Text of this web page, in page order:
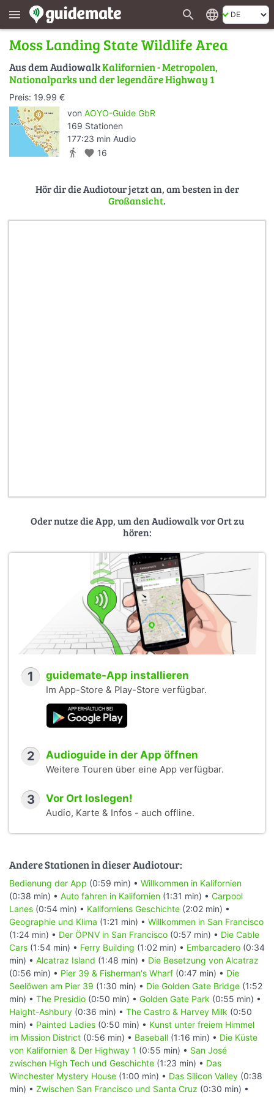
menu search language
Moss Landing State Wildlife Area
Aus dem AudiowalkKalifornien - Metropolen,
Nationalparks und der legendäre Highway 1
Preis: 19.99 €
von AOYO-Guide GbR
169 Stationen
177:23 min Audio
directions_walk favorite 16
Hör dir die Audiotour jetzt an, am besten in der
Großansicht.
Oder nutze die App, um den Audiowalk vor Ort zu
hören:
1 guidemate-App installieren
Im App-Store & Play-Store verfügbar.
2 Audioguide in der App öffnen
Weitere Touren über eine App verfügbar.
3 Vor Ort loslegen!
Audio, Karte & Infos - auch offline.
Andere Stationen in dieser Audiotour:
Bedienung der App (0:59 min) • Willkommen in Kalifornien
(0:38 min) • Auto fahren in Kalifornien (1:31 min) • Carpool
Lanes (0:54 min) • Kaliforniens Geschichte (2:02 min) •
Geographie und Klima (1:21 min) • Willkommen in San Francisco
(1:24 min) • Der ÖPNV in San Francisco (0:57 min) • Die Cable
Cars (1:54 min) • Ferry Building (1:02 min) • Embarcadero (0:34
min) • Alcatraz Island (1:48 min) • Die Besetzung von Alcatraz
(0:56 min) • Pier 39 & Fisherman's Wharf (0:47 min) • Die
Seelöwen am Pier 39 (1:30 min) • Die Golden Gate Bridge (1:52
min) • The Presidio (0:50 min) • Golden Gate Park (0:55 min) •
Haight-Ashbury (0:36 min) • The Castro & Harvey Milk (0:50
min) • Painted Ladies (0:50 min) • Kunst unter freiem Himmel
im Mission District (0:56 min) • Baseball (1:16 min) • Die Küste
von Kalifornien & Der Highway 1 (0:55 min) • San José
zwischen High Tech und Geschichte (1:23 min) • Das
Winchester Mystery House (1:00 min) • Das Silicon Valley (0:38
min) • Zwischen San Francisco und Santa Cruz (0:30 min) •